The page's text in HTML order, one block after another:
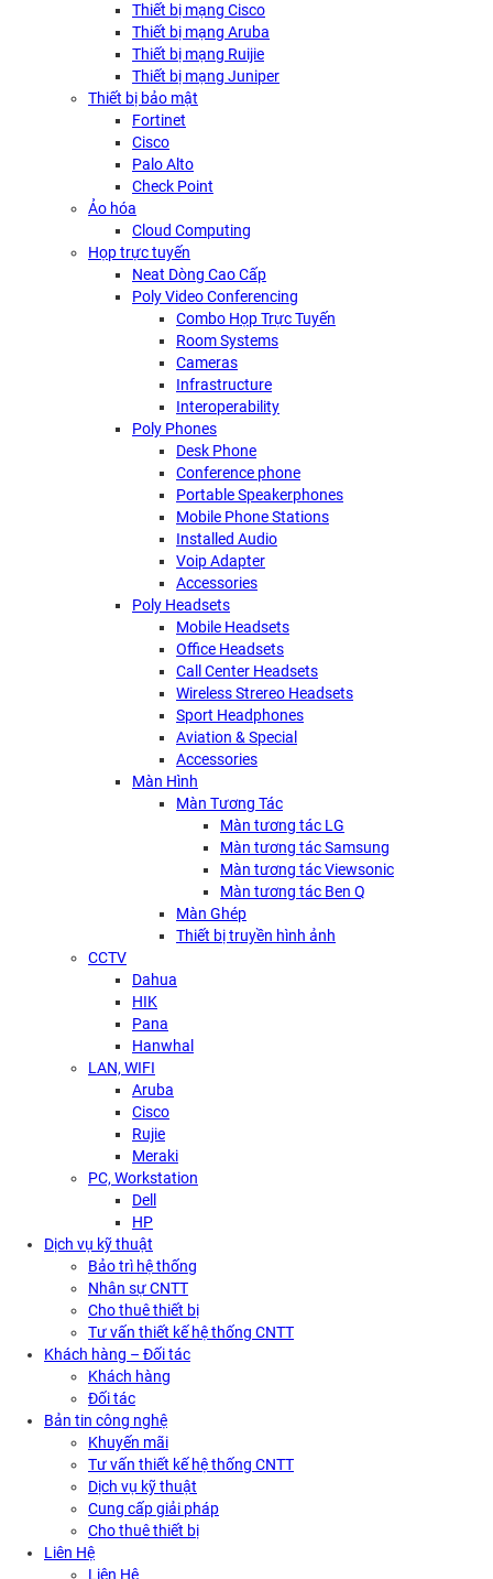
Thiết bị mạng Cisco
Thiết bị mạng Aruba
Thiết bị mạng Ruijie
Thiết bị mạng Juniper
Thiết bị bảo mật
Fortinet
Cisco
Palo Alto
Check Point
Ảo hóa
Cloud Computing
Họp trực tuyến
Neat Dòng Cao Cấp
Poly Video Conferencing
Combo Họp Trực Tuyến
Room Systems
Cameras
Infrastructure
Interoperability
Poly Phones
Desk Phone
Conference phone
Portable Speakerphones
Mobile Phone Stations
Installed Audio
Voip Adapter
Accessories
Poly Headsets
Mobile Headsets
Office Headsets
Call Center Headsets
Wireless Strereo Headsets
Sport Headphones
Aviation & Special
Accessories
Màn Hình
Màn Tương Tác
Màn tương tác LG
Màn tương tác Samsung
Màn tương tác Viewsonic
Màn tương tác Ben Q
Màn Ghép
Thiết bị truyền hình ảnh
CCTV
Dahua
HIK
Pana
Hanwhal
LAN, WIFI
Aruba
Cisco
Rujie
Meraki
PC, Workstation
Dell
HP
Dịch vụ kỹ thuật
Bảo trì hệ thống
Nhân sự CNTT
Cho thuê thiết bị
Tư vấn thiết kế hệ thống CNTT
Khách hàng – Đối tác
Khách hàng
Đối tác
Bản tin công nghệ
Khuyến mãi
Tư vấn thiết kế hệ thống CNTT
Dịch vụ kỹ thuật
Cung cấp giải pháp
Cho thuê thiết bị
Liên Hệ
Liên Hệ